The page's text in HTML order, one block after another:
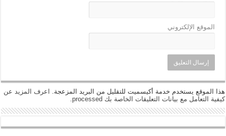
الموقع الإلكتروني
هذا الموقع يستخدم خدمة أكيسميت للتقليل من البريد المزعجة.
اعرف المزيد عن
كيفية التعامل مع بيانات التعليقات الخاصة بك processed